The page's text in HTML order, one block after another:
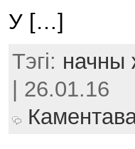
У […]
Тэгі: начны
| 26.01.16